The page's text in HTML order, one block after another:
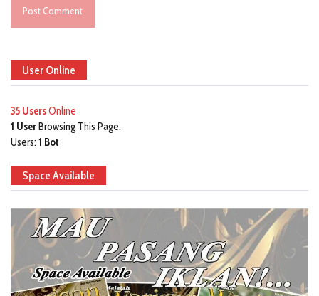
User Online
35 UsersOnline
1 UserBrowsing This Page.
Users: 1 Bot
Space Available